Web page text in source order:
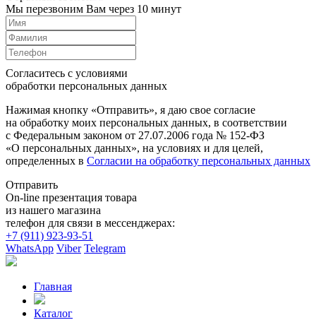
Мы перезвоним Вам через 10 минут
Согласитесь с условиями
обработки персональных данных
Нажимая кнопку «Отправить», я даю свое согласие
на обработку моих персональных данных, в соответствии
с Федеральным законом от 27.07.2006 года № 152-ФЗ
«О персональных данных», на условиях и для целей,
определенных в Согласии на обработку персональных данных
Отправить
On-line презентация товара
из нашего магазина
телефон для связи в мессенджерах:
+7 (911) 923-93-51
WhatsApp Viber Telegram
Главная
Каталог